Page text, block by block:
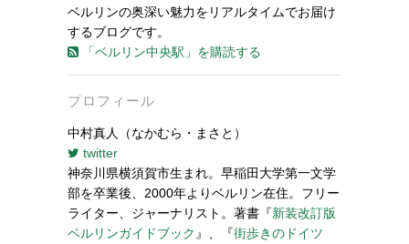
ベルリンの奥深い魅力をリアルタイムでお届け
するブログです。
「ベルリン中央駅」を購読する
プロフィール
中村真人（なかむら・まさと）
twitter
神奈川県横須賀市生まれ。早稲田大学第一文学
部を卒業後、2000年よりベルリン在住。フリー
ライター、ジャーナリスト。著書『新装改訂版
ベルリンガイドブック 』、『街歩きのドイツ